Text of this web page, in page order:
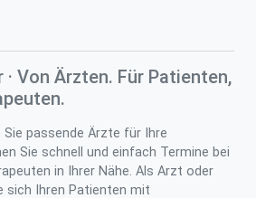
Von Ärzten. Für Patienten,
Sie passende Ärzte für Ihre
Sie schnell und einfach Termine bei
in Ihrer Nähe. Als Arzt oder
sich Ihren Patienten mit